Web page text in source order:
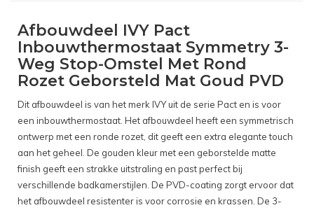
Afbouwdeel IVY Pact
Inbouwthermostaat Symmetry 3-
Weg Stop-Omstel Met Rond
Rozet Geborsteld Mat Goud PVD
Dit afbouwdeel is van het merk IVY uit de serie Pact en is voor
een inbouwthermostaat. Het afbouwdeel heeft een symmetrisch
ontwerp met een ronde rozet, dit geeft een extra elegante touch
aan het geheel. De gouden kleur met een geborstelde matte
finish geeft een strakke uitstraling en past perfect bij
verschillende badkamerstijlen. De PVD-coating zorgt ervoor dat
het afbouwdeel resistenter is voor corrosie en krassen. De 3-